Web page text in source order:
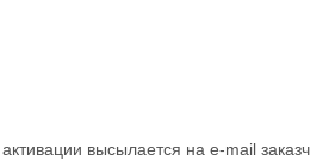
высылается на e-mail